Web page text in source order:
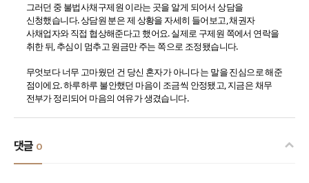
그러던 중 불법사채구제원 이라는 곳을 알게 되어서 상담을
신청했습니다. 상담원 분은 제 상황을 자세히 들어보고, 채권자
사채업자와 직접 협상해준다고 했어요. 실제로 구제원 쪽에서 연락을
취한 뒤, 추심이 멈추고 원금만 주는 쪽으로 조정됐습니다.
무엇보다 너무 고마웠던 건 당신 혼자가 아니다 는 말을 진심으로 해준
점이에요. 하루하루 불안했던 마음이 조금씩 안정됐고, 지금은 채무
전부가 정리되어 마음의 여유가 생겼습니다.
댓글 0